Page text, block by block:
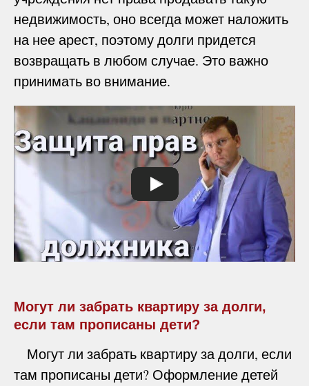
недвижимость, оно всегда может наложить
на нее арест, поэтому долги придется
возвращать в любом случае. Это важно
принимать во внимание.
Могут ли забрать квартиру за долги,
если там прописаны дети?
Могут ли забрать квартиру за долги, если
там прописаны дети? Оформление детей